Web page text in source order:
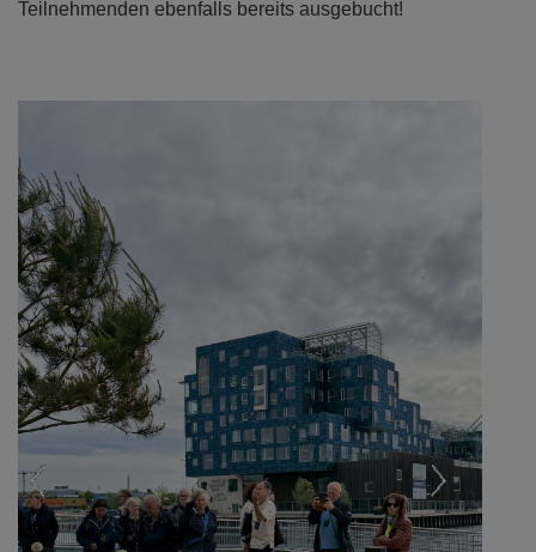
Teilnehmenden ebenfalls bereits ausgebucht!